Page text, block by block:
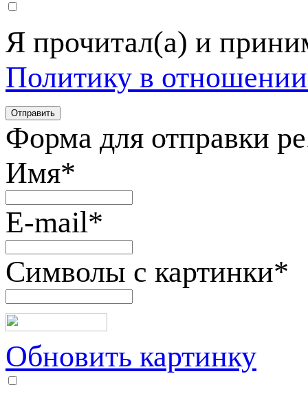
Я прочитал(а) и
Политику в
Форма для отправки
Имя*
E-mail*
Символы с картинки*
Обновить картинку